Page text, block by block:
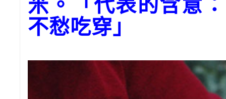
米。「代表的含意
不愁吃穿」